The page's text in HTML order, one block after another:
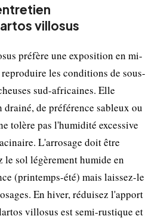
villosus
préfère une exposition en mi-
les conditions de sous-
sud-africaines. Elle
de préférence sableux ou
tolère pas l'humidité excessive
L'arrosage doit être
le sol légèrement humide en
(printemps-été) mais laissez-le
En hiver, réduisez l'apport
villosus est semi-rustique et